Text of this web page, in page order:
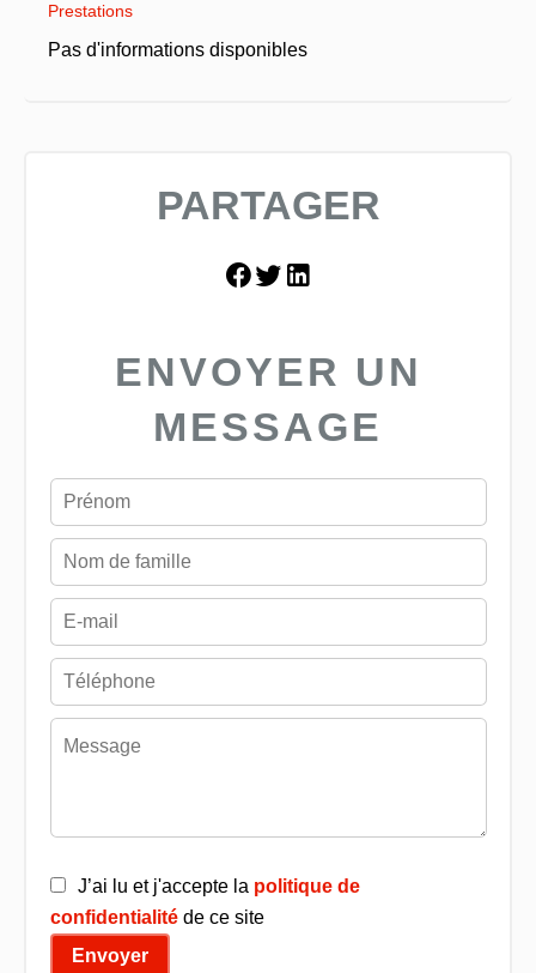
Prestations
Pas d'informations disponibles
PARTAGER
ENVOYER UN
MESSAGE
J’ai lu et j'accepte la politique de
confidentialitéde ce site
Envoyer